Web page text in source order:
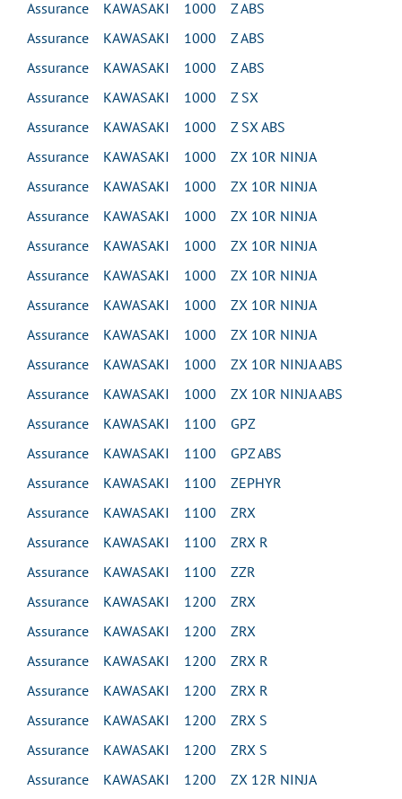
Assurance KAWASAKI 1000 Z ABS
Assurance KAWASAKI 1000 Z ABS
Assurance KAWASAKI 1000 Z ABS
Assurance KAWASAKI 1000 Z SX
Assurance KAWASAKI 1000 Z SX ABS
Assurance KAWASAKI 1000 ZX 10R NINJA
Assurance KAWASAKI 1000 ZX 10R NINJA
Assurance KAWASAKI 1000 ZX 10R NINJA
Assurance KAWASAKI 1000 ZX 10R NINJA
Assurance KAWASAKI 1000 ZX 10R NINJA
Assurance KAWASAKI 1000 ZX 10R NINJA
Assurance KAWASAKI 1000 ZX 10R NINJA
Assurance KAWASAKI 1000 ZX 10R NINJA ABS
Assurance KAWASAKI 1000 ZX 10R NINJA ABS
Assurance KAWASAKI 1100 GPZ
Assurance KAWASAKI 1100 GPZ ABS
Assurance KAWASAKI 1100 ZEPHYR
Assurance KAWASAKI 1100 ZRX
Assurance KAWASAKI 1100 ZRX R
Assurance KAWASAKI 1100 ZZR
Assurance KAWASAKI 1200 ZRX
Assurance KAWASAKI 1200 ZRX
Assurance KAWASAKI 1200 ZRX R
Assurance KAWASAKI 1200 ZRX R
Assurance KAWASAKI 1200 ZRX S
Assurance KAWASAKI 1200 ZRX S
Assurance KAWASAKI 1200 ZX 12R NINJA